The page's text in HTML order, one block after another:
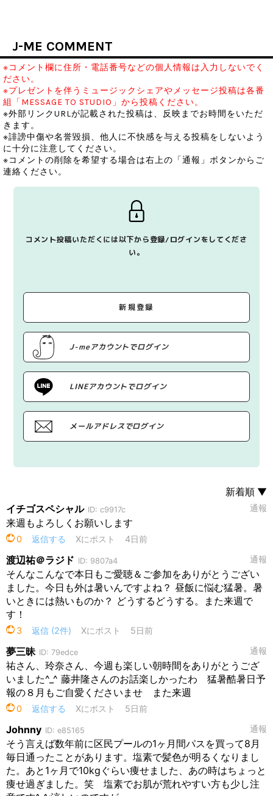
J-ME COMMENT
※コメント欄に住所・電話番号などの個人情報は入力しないでく
ださい。
※プレゼントを伴うミュージックシェアやメッセージ投稿は各番
組「MESSAGE TO STUDIO」から投稿ください。
※外部リンクURLが記載された投稿は、反映までお時間をいただ
きます。
※誹謗中傷や名誉毀損、他人に不快感を与える投稿をしないよう
に十分に注意してください。
※コメントの削除を希望する場合は右上の「通報」ボタンからご
連絡ください。
コメント投稿いただくには以下から登録/ログインをしてくださ
い。
新規登録
J-meアカウントでログイン
LINEアカウントでログイン
メールアドレスでログイン